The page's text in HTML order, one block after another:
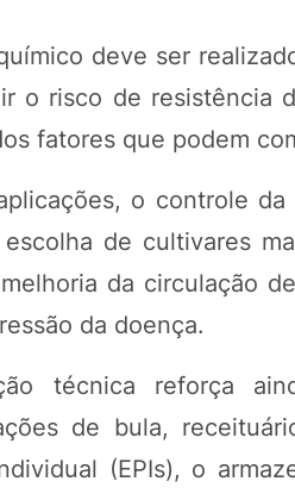
deve ser
o risco de resistência
fatores que podem
o controle
de cultivares
da circulação
da doença.
técnica reforça
de bula,
(EPIs), o